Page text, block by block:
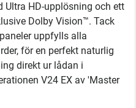
Ultra HD-upplösning och ett
Dolby Vision™. Tack
uppfylls alla
för en perfekt naturlig
direkt ur lådan i
V24 EX av 'Master